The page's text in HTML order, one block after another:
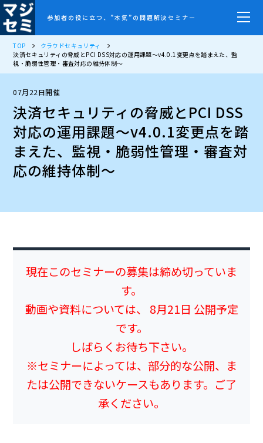
参加者の役に立つ、”本気”の問題解決セミナー
TOP
クラウドセキュリティ
決済セキュリティの脅威とPCI DSS対応の運用課題〜v4.0.1変更点を踏まえた、監
視・脆弱性管理・審査対応の維持体制〜
07月22日開催
決済セキュリティの脅威とPCI DSS
対応の運用課題〜v4.0.1変更点を踏
まえた、監視・脆弱性管理・審査対
応の維持体制〜
現在このセミナーの募集は締め切っていま
す。
動画や資料については、 8月21日 公開予定
です。
しばらくお待ち下さい。
※セミナーによっては、部分的な公開、ま
たは公開できないケースもあります。ご了
承ください。